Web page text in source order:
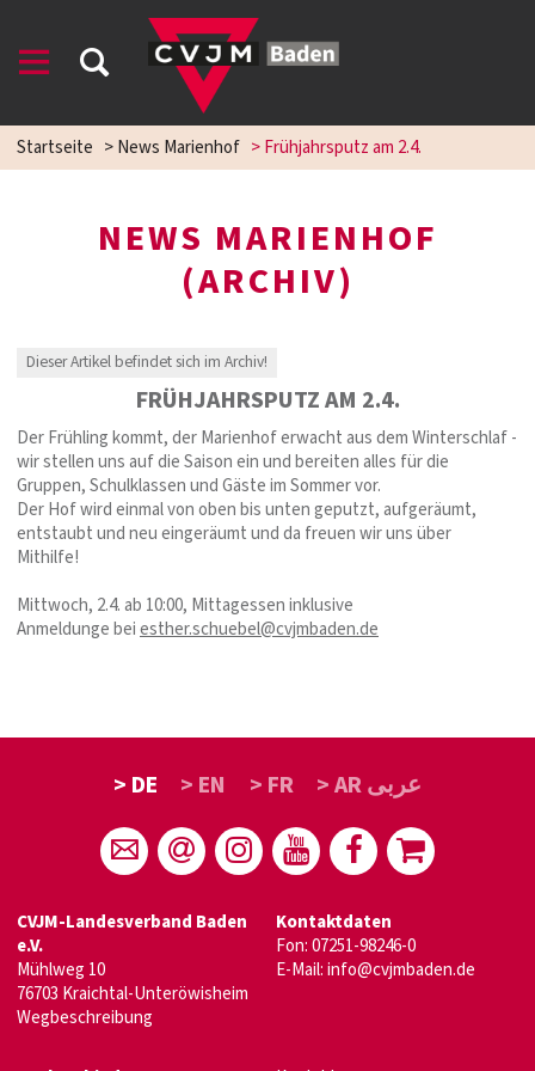
Startseite >News Marienhof >Frühjahrsputz am 2.4.
NEWS MARIENHOF
(ARCHIV)
Dieser Artikel befindet sich im Archiv!
FRÜHJAHRSPUTZ AM 2.4.
Der Frühling kommt, der Marienhof erwacht aus dem Winterschlaf -
wir stellen uns auf die Saison ein und bereiten alles für die
Gruppen, Schulklassen und Gäste im Sommer vor.
Der Hof wird einmal von oben bis unten geputzt, aufgeräumt,
entstaubt und neu eingeräumt und da freuen wir uns über
Mithilfe!
Mittwoch, 2.4. ab 10:00, Mittagessen inklusive
Anmeldunge beiesther.schuebel@cvjmbaden.de
> DE > EN > FR > AR عربى
CVJM-Landesverband Baden
e.V.
Mühlweg 10
76703 Kraichtal-Unteröwisheim
Wegbeschreibung
Kontaktdaten
Fon: 07251-98246-0
E-Mail:info@cvjmbaden.de